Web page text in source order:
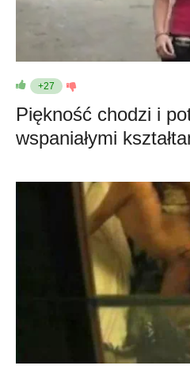
+27
Piękność chodzi i
wspaniałymi